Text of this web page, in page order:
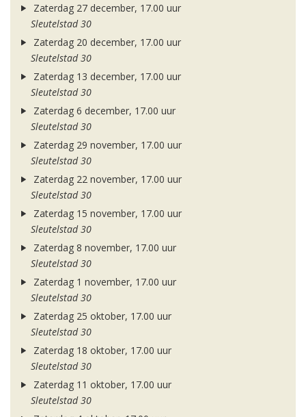
Zaterdag 27 december, 17.00 uur
Sleutelstad 30
Zaterdag 20 december, 17.00 uur
Sleutelstad 30
Zaterdag 13 december, 17.00 uur
Sleutelstad 30
Zaterdag 6 december, 17.00 uur
Sleutelstad 30
Zaterdag 29 november, 17.00 uur
Sleutelstad 30
Zaterdag 22 november, 17.00 uur
Sleutelstad 30
Zaterdag 15 november, 17.00 uur
Sleutelstad 30
Zaterdag 8 november, 17.00 uur
Sleutelstad 30
Zaterdag 1 november, 17.00 uur
Sleutelstad 30
Zaterdag 25 oktober, 17.00 uur
Sleutelstad 30
Zaterdag 18 oktober, 17.00 uur
Sleutelstad 30
Zaterdag 11 oktober, 17.00 uur
Sleutelstad 30